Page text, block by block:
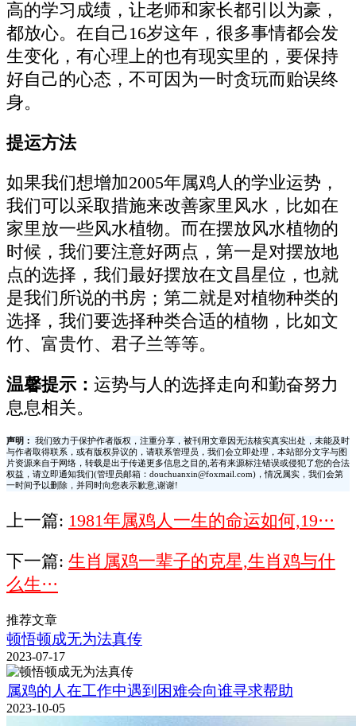
高的学习成绩，让老师和家长都引以为豪，
都放心。在自己16岁这年，很多事情都会发
生变化，有心理上的也有现实里的，要保持
好自己的心态，不可因为一时贪玩而贻误终
身。
提运方法
如果我们想增加2005年属鸡人的学业运势，
我们可以采取措施来改善家里风水，比如在
家里放一些风水植物。而在摆放风水植物的
时候，我们要注意好两点，第一是对摆放地
点的选择，我们最好摆放在文昌星位，也就
是我们所说的书房；第二就是对植物种类的
选择，我们要选择种类合适的植物，比如文
竹、富贵竹、君子兰等等。
温馨提示： 运势与人的选择走向和勤奋努力
息息相关。
声明：
我们致力于保护作者版权，注重分享，被刊用文章因无法核实真实出处，未能及时
与作者取得联系，或有版权异议的，请联系管理员，我们会立即处理，本站部分文字与图
片资源来自于网络，转载是出于传递更多信息之目的,若有来源标注错误或侵犯了您的合法
权益，请立即通知我们(管理员邮箱：douchuanxin@foxmail.com)，情况属实，我们会第
一时间予以删除，并同时向您表示歉意,谢谢!
上一篇: 1981年属鸡人一生的命运如何,19···
下一篇: 生肖属鸡一辈子的克星,生肖鸡与什
么生···
推荐文章
顿悟顿成无为法真传
2023-07-17
属鸡的人在工作中遇到困难会向谁寻求帮助
2023-10-05